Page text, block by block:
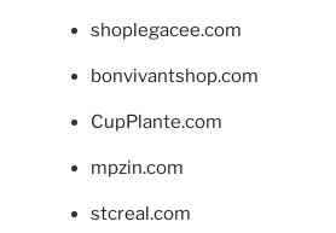
shoplegacee.com
bonvivantshop.com
CupPlante.com
mpzin.com
stcreal.com